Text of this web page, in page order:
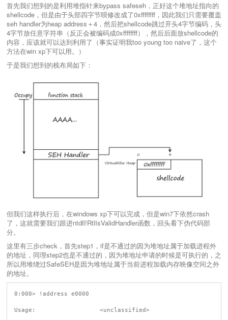
首先我们想到的是利用堆指针来bypass safeseh，正好这个堆地址指向的
shellcode，但是由于头部四字节呗修改成了0xffffffff，因此我们只需要覆盖
seh handler为heap address＋4，然后把shellcode跳过开头4字节编码，头
4字节放任意字符串（反正会被编码成0xffffffff），然后后面放shellcode的
内容，应该就可以达到利用了（事实证明我too young too naive了，这个
方法在win xp下可以用。）
于是我们想到的栈布局如下：
但我们这样执行后，在windows xp下可以完成，但是win7下依然crash
了，这就需要我们跟进ntdll!RtlIsValidHandler函数，回头看下伪代码部
分。
这里有三步check，首先step1，if是不通过的因为堆地址属于加载进程外
的地址，同理step2也是不通过的，因为堆地址申请的时候是可执行的，之
所以用堆绕过SafeSEH是因为堆地址属于当前进程加载内存映像空间之外
的地址。
0:000> !address e0000
Usage:                  <unclassified>